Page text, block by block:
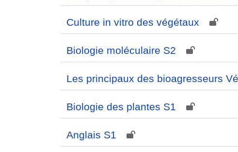
Culture in vitro des végétaux
Biologie moléculaire S2
Les principaux des bioagresseurs
Biologie des plantes S1
Anglais S1